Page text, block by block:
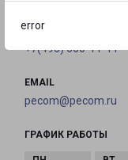
error
ТЕЛЕФОН
+7(495) 660-11-11
EMAIL
pecom@pecom.ru
ГРАФИК РАБОТЫ